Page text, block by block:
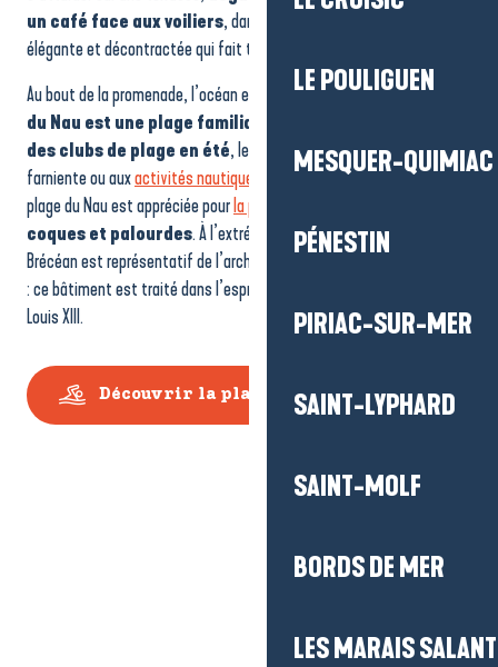
LE POULIGUEN
MESQUER-QUIMIAC
PÉNESTIN
PIRIAC-SUR-MER
SAINT-LYPHARD
SAINT-MOLF
BORDS DE MER
LES MARAIS
un café face aux voiliers, dans cette atmosphère à la fois
élégante et décontractée qui fait tout le charme du Pouliguen.
Au bout de la promenade, l’océan et la baie du Pouliguen !La plage
du Nau est une plage familiale, les enfants profitent
des clubs de plage en été, les plus grands se laissent aller au
farniente ou auxactivités nautiques
. Pendant la marée basse, la
plage du Nau est appréciée pour la pêche à pied
coques et palourdes. À l’extrémité de la plage, l’Hôtel de Ville de
Brécéan est représentatif de l’architecture balnéaire du 19ème siècle
: ce bâtiment est traité dans l’esprit d’un petit château de style
Louis XIII.
Découvrir la plage du Nau